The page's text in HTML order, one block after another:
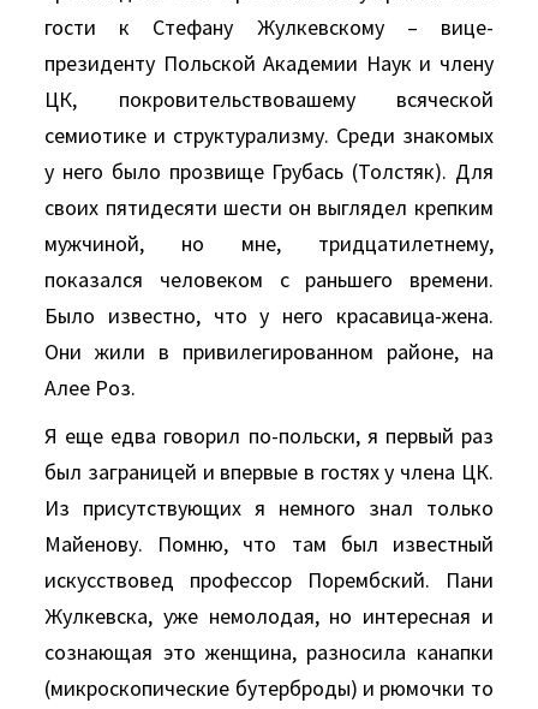
гости к Стефану Жулкевскому – вице-
президенту Польской Академии Наук и члену
ЦК, покровительствовашему всяческой
семиотике и структурализму. Среди знакомых
у него было прозвище Грубась (Толстяк). Для
своих пятидесяти шести он выглядел крепким
мужчиной, но мне, тридцатилетнему,
показался человеком с раньшего времени.
Было известно, что у него красавица-жена.
Они жили в привилегированном районе, на
Алее Роз.
Я еще едва говорил по-польски, я первый раз
был заграницей и впервые в гостях у члена ЦК.
Из присутствующих я немного знал только
Майенову. Помню, что там был известный
искусствовед профессор Порембский. Пани
Жулкевска, уже немолодая, но интересная и
сознающая это женщина, разносила канапки
(микроскопические бутерброды) и рюмочки то